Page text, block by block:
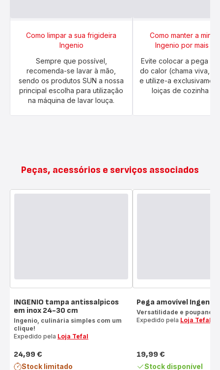
Como limpar a sua frigideira
Ingenio
Sempre que possível,
recomenda-se lavar à mão,
sendo os produtos SUN a nossa
principal escolha para utilização
na máquina de lavar louça.
Como manter a
Ingenio por mais
Evite colocar a pega
do calor (chama viva,
e utilize-a
loiças de cozinha
Peças, acessórios e serviços associados
INGENIO tampa antissalpicos
em inox 24-30 cm
Ingenio, culinária simples com um
clique!
Expedido pela Loja Tefal
Preço
24,99 €
Stock limitado
Pega amovível Ingenio
Versatilidade e poupança
Expedido pela Loja Tefal
Preço
19,99 €
Stock disponível